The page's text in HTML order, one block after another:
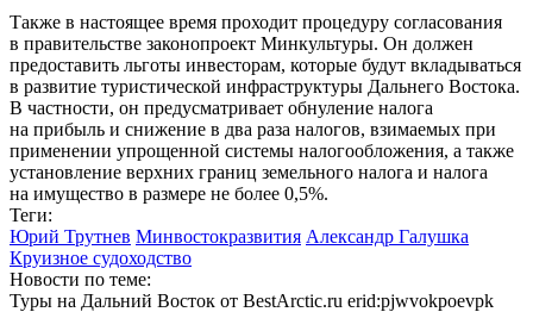
Также в настоящее время проходит процедуру согласования
в правительстве законопроект Минкультуры. Он должен
предоставить льготы инвесторам, которые будут вкладываться
в развитие туристической инфраструктуры Дальнего Востока.
В частности, он предусматривает обнуление налога
на прибыль и снижение в два раза налогов, взимаемых при
применении упрощенной системы налогообложения, а также
установление верхних границ земельного налога и налога
на имущество в размере не более 0,5%.
Теги:
Юрий Трутнев Минвостокразвития Александр Галушка
Круизное судоходство
Новости по теме:
Туры на Дальний Восток от BestArctic.ru erid:pjwvokpoevpk